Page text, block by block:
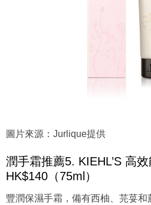
圖片來源：Jurlique提供
潤手霜推薦5. KIEHL’S 高
HK$140（75ml）
豐潤保濕手霜，備有西柚、芫荽